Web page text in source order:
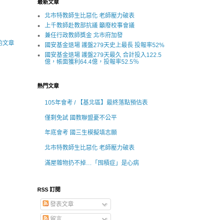
文章
最新文章
北市特教師生比惡化 老師壓力破表
上千教師赴教部抗議 籲廢校事會議
兼任行政教師獎金 北市府加發
國安基金退場 護盤279天史上最長 投報率52%
國安基金退場 護盤279天最久 合計投入122.5
億，帳面獲利64.4億，投報率52.5％
熱門文章
105年會考 / 【基北區】最終落點預估表
僅剩免試 國教聯盟憂不公平
年底會考 國三生模擬填志願
北市特教師生比惡化 老師壓力破表
滿屋雜物扔不掉…「囤積症」是心病
RSS 訂閱
發表文章